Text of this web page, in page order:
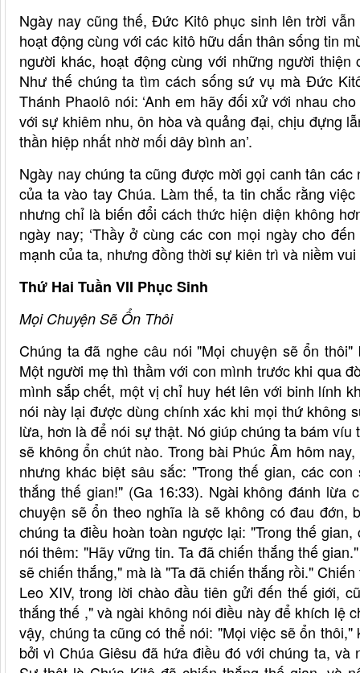
Ngày nay cũng thế, Đức Kitô phục sinh lên trời
hoạt động cùng với các kitô hữu dấn thân sống tin
người khác, hoạt động cùng với những người
Như thế chúng ta tìm cách sống sứ vụ mà Đức
Thánh Phaolô nói: ‘Anh em hãy đối xử với nhau
với sự khiêm nhu, ôn hòa và quảng đại, chịu đựng
thần hiệp nhất nhờ mối dây bình an’.
Ngày nay chúng ta cũng được mời gọi canh tân
của ta vào tay Chúa. Làm thế, ta tin chắc rằng
nhưng chỉ là biến đổi cách thức hiện diện không
ngày nay; ‘Thầy ở cùng các con mọi ngày cho
mạnh của ta, nhưng đồng thời sự kiên trì và niềm
Thứ Hai Tuần VII Phục Sinh
Mọi Chuyện Sẽ Ổn Thôi
Chúng ta đã nghe câu nói "Mọi chuyện sẽ ổn
Một người mẹ thì thầm với con mình trước khi qua
mình sắp chết, một vị chỉ huy hét lên với binh lính
nói này lại được dùng chính xác khi mọi thứ không
lừa, hơn là để nói sự thật. Nó giúp chúng ta bám
sẽ không ổn chút nào. Trong bài Phúc Âm hôm
nhưng khác biệt sâu sắc: "Trong thế gian, các
thắng thế gian!" (Ga 16:33). Ngài không đánh lừa
chuyện sẽ ổn theo nghĩa là sẽ không có đau đớn,
chúng ta điều hoàn toàn ngược lại: "Trong thế
nói thêm: "Hãy vững tin. Ta đã chiến thắng thế
sẽ chiến thắng," mà là "Ta đã chiến thắng rồi."
Leo XIV, trong lời chào đầu tiên gửi đến thế giới,
thắng thế ," và ngài không nói điều này để khích lệ
vậy, chúng ta cũng có thể nói: "Mọi việc sẽ ổn
bởi vì Chúa Giêsu đã hứa điều đó với chúng ta,